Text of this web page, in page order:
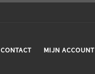
CONTACT MIJN ACCOUNT